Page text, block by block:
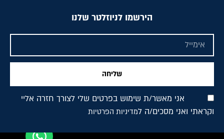
הירשמו לניוזלטר שלנו
אני מאשר/ת שימוש בפרטים שלי לצורך חזרה אליי
וקראתי ואני מסכים/ה למדיניות הפרטיות
שליחה